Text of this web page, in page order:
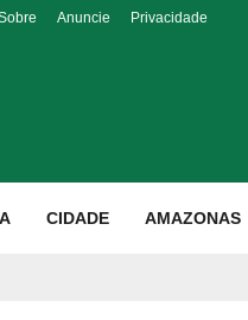
Anuncie Privacidade
CIDADE AMAZONAS